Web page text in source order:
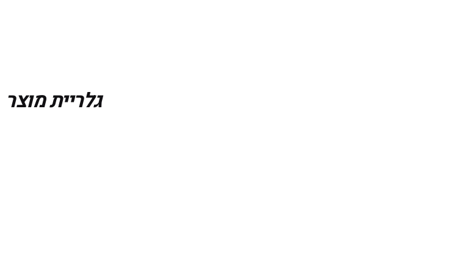
גלריית מוצר